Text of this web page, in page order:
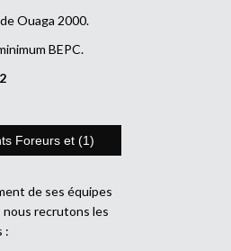
Ouaga 2000.
BEPC.
Foreurs et (1)
de ses équipes
nous recrutons les
: